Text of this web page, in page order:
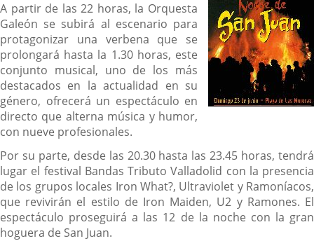
A partir de las 22 horas, la Orquesta
Galeón se subirá al escenario para
protagonizar una verbena que se
prolongará hasta la 1.30 horas, este
conjunto musical, uno de los más
destacados en la actualidad en su
género, ofrecerá un espectáculo en
directo que alterna música y humor,
con nueve profesionales.
Por su parte, desde las 20.30 hasta las 23.45 horas, tendrá
lugar el festival Bandas Tributo Valladolid con la presencia
de los grupos locales Iron What?, Ultraviolet y Ramoníacos,
que revivirán el estilo de Iron Maiden, U2 y Ramones. El
espectáculo proseguirá a las 12 de la noche con la gran
hoguera de San Juan.